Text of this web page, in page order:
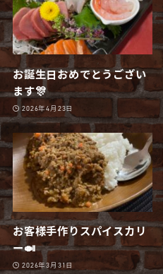
お誕生日おめでとうござい
ます🎊
2026年4月23日
お客様手作りスパイスカリ
ー🍛
2026年3月31日